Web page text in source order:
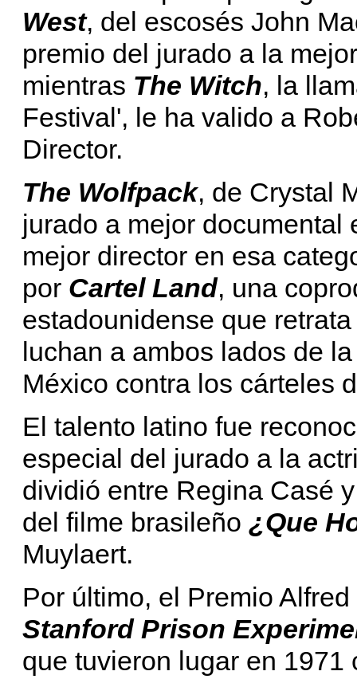
West, del escosés John
premio del jurado a la
mientras The Witch, la
Festival', le ha valido a
Director.
The Wolfpack, de Crystal
jurado a mejor documental
mejor director en esa
por Cartel Land, una
estadounidense que
luchan a ambos lados de
México contra los cárteles
El talento latino fue
especial del jurado a la
dividió entre Regina Casé
del filme brasileño ¿Que
Muylaert.
Por último, el Premio
Stanford Prison
que tuvieron lugar en